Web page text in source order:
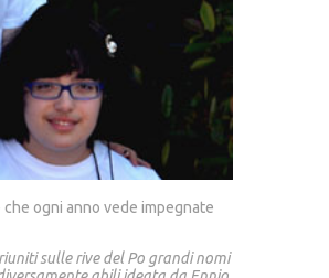
che ogni anno vede impegnate
sulle rive del Po grandi nomi